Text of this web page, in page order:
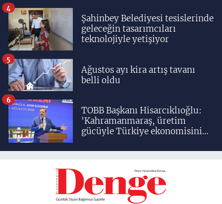
Şahinbey Belediyesi tesislerinde
geleceğin tasarımcıları
teknolojiyle yetişiyor
4
Ağustos ayı kira artış tavanı
belli oldu
5
TOBB Başkanı Hisarcıklıoğlu:
'Kahramanmaraş, üretim
gücüyle Türkiye ekonomisinin
birisidir'
6